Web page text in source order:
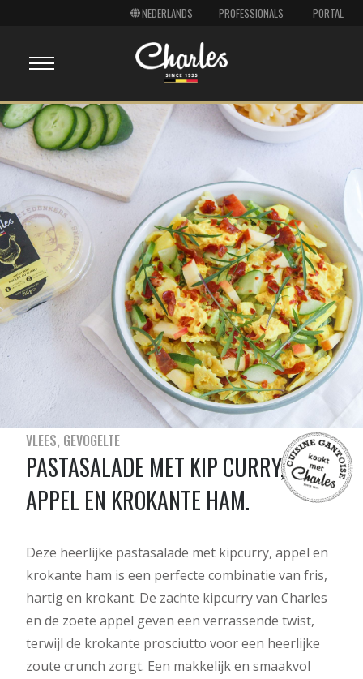
PROFESSIONALS PORTAL
VLEES GEVOGELTE
PASTASALADE MET KIP CURRY,
APPEL EN KROKANTE HAM.
Deze heerlijke pastasalade met kipcurry, appel en
krokante ham is een perfecte combinatie van fris,
hartig en krokant. De zachte kipcurry van Charles
en de zoete appel geven een verrassende twist,
terwijl de krokante prosciutto voor een heerlijke
zoute crunch zorgt. Een makkelijk en smaakvol